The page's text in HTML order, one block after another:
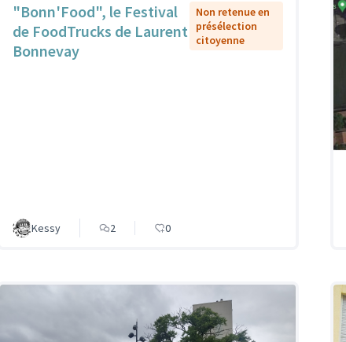
"Bonn'Food", le Festival
de FoodTrucks de Laurent
Bonnevay
Non retenue en
présélection
citoyenne
Kessy 2 0